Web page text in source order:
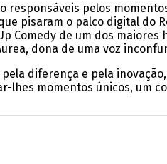
responsáveis pelos
pisaram o palco digital do
Comedy de um dos
dona de uma voz
diferença e pela
lhes momentos únicos, um